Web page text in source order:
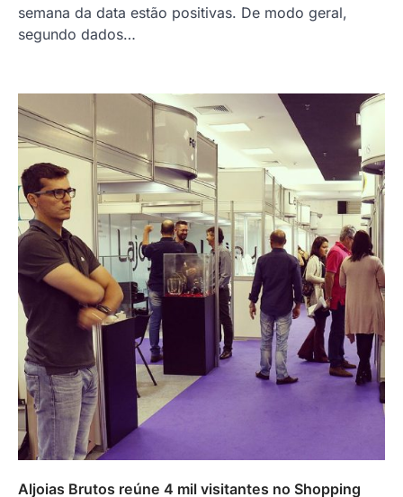
semana da data estão positivas. De modo geral,
segundo dados…
Aljoias Brutos reúne 4 mil visitantes no Shopping